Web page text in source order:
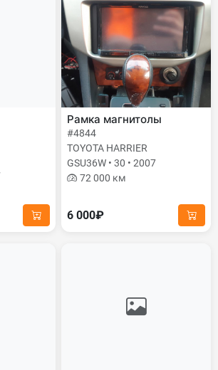
Рамка магнитолы
#4844
TOYOTA HARRIER
GSU36W • 30 • 2007
72 000 км
6 000₽